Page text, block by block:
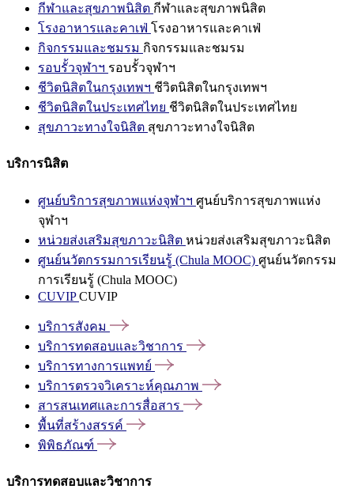
กีฬาและสุขภาพนิสิต กีฬาและสุขภาพนิสิต
โรงอาหารและคาเฟ่ โรงอาหารและคาเฟ่
กิจกรรมและชมรม กิจกรรมและชมรม
รอบรั้วจุฬาฯ รอบรั้วจุฬาฯ
ชีวิตนิสิตในกรุงเทพฯ ชีวิตนิสิตในกรุงเทพฯ
ชีวิตนิสิตในประเทศไทย ชีวิตนิสิตในประเทศไทย
สุขภาวะทางใจนิสิต สุขภาวะทางใจนิสิต
บริการนิสิต
ศูนย์บริการสุขภาพแห่งจุฬาฯ ศูนย์บริการสุขภาพแห่ง
จุฬาฯ
หน่วยส่งเสริมสุขภาวะนิสิต หน่วยส่งเสริมสุขภาวะนิสิต
ศูนย์นวัตกรรมการเรียนรู้ (Chula MOOC) ศูนย์นวัตกรรม
การเรียนรู้ (Chula MOOC)
CUVIPCUVIP
บริการสังคม
บริการทดสอบและวิชาการ
บริการทางการแพทย์
บริการตรวจวิเคราะห์คุณภาพ
สารสนเทศและการสื่อสาร
พื้นที่สร้างสรรค์
พิพิธภัณฑ์
บริการทดสอบและวิชาการ